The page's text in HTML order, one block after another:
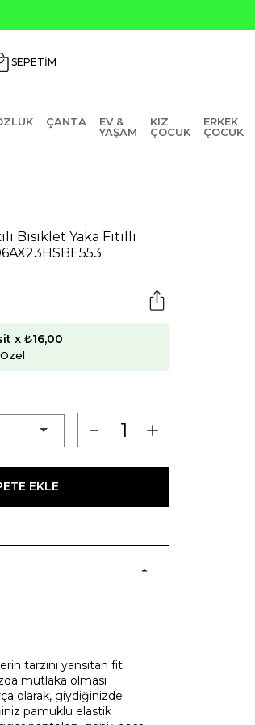
AGUSTOS200
SEPETİM
ÇANTA
EV &
YAŞAM
KIZ
ÇOCUK
ERKEK
ÇOCUK
Bisiklet Yaka Fitilli
x ₺16,00
EKLE
tarzını yansıtan fit
mutlaka olması
olarak, giydiğinizde
pamuklu elastik